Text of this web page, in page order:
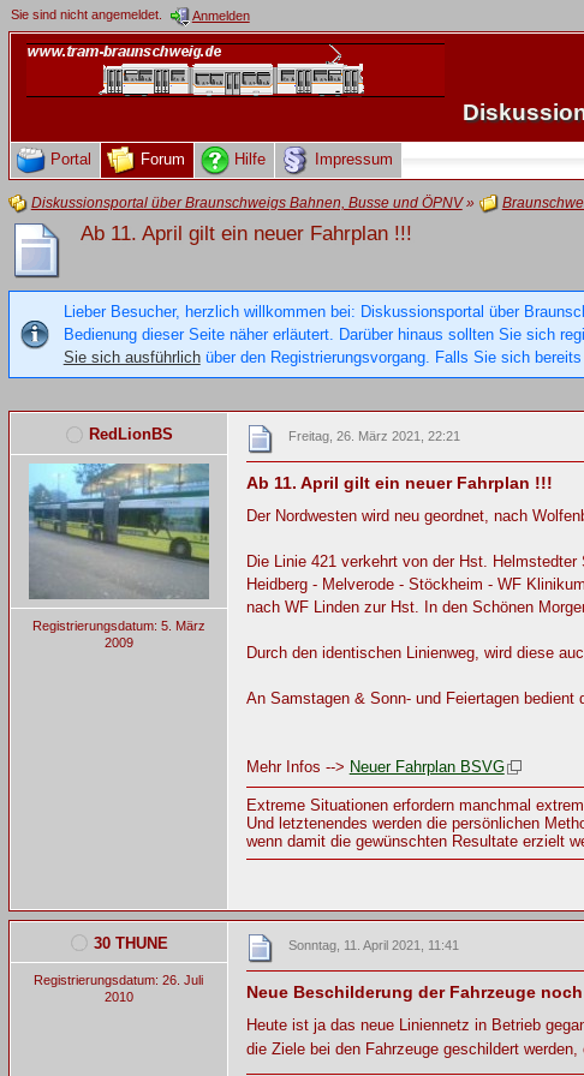
Sie sind nicht angemeldet. Anmelden
Portal Forum Hilfe Impressum
Diskussionsportal über Braunschweigs Bahnen, Busse und ÖPNV»
Ab 11. April gilt ein neuer Fahrplan !!!
Lieber Besucher, herzlich willkommen bei: Diskussionsportal über
Bedienung dieser Seite näher erläutert. Darüber hinaus sollten Sie sich
Sie sich ausführlichüber den Registrierungsvorgang. Falls Sie sich
RedLionBS
Registrierungsdatum: 5. März
2009
Freitag, 26. März 2021, 22:21
Ab 11. April gilt ein neuer Fahrplan !!!
Der Nordwesten wird neu geordnet, nach
Die Linie 421 verkehrt von der Hst.
Heidberg - Melverode - Stöckheim - WF
nach WF Linden zur Hst. In den Schönen
Durch den identischen Linienweg, wird diese
An Samstagen & Sonn- und Feiertagen
Mehr Infos --> Neuer Fahrplan BSVG
Extreme Situationen erfordern manchmal
Und letztenendes werden die persönlichen
wenn damit die gewünschten Resultate erzielt
30 THUNE
Registrierungsdatum: 26. Juli
2010
Sonntag, 11. April 2021, 11:41
Neue Beschilderung der Fahrzeuge
Heute ist ja das neue Liniennetz in Betrieb
die Ziele bei den Fahrzeuge geschildert